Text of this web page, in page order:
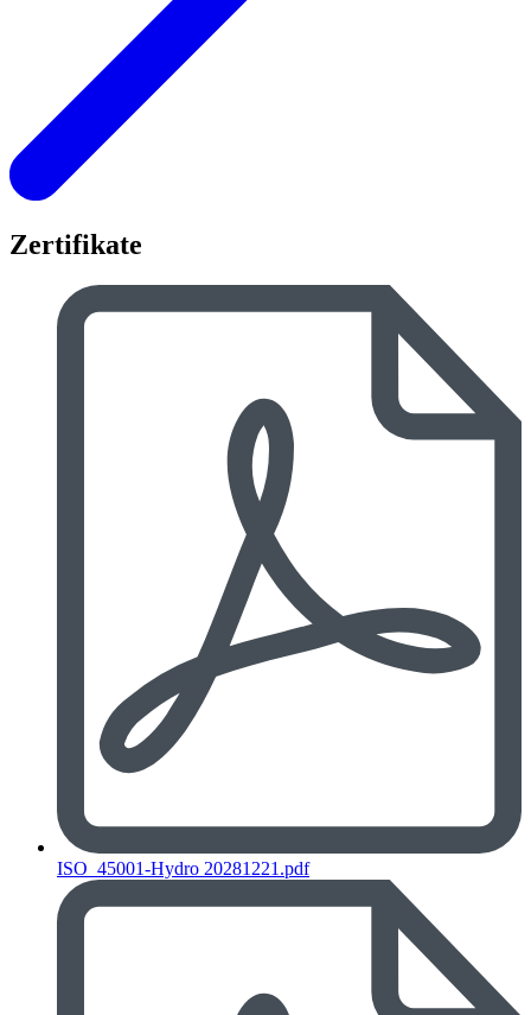
Zertifikate
ISO_45001-Hydro 20281221.pdf